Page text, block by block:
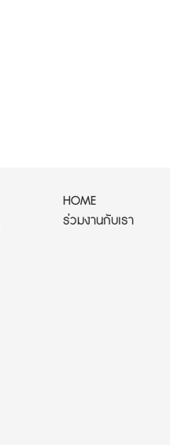
HOME
ร่วมงานกับเรา